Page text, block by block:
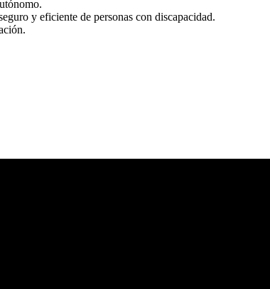
y eficiente de personas con discapacidad.